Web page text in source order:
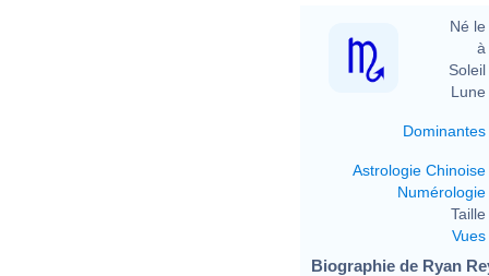
Né le
à
Soleil
Lune
Dominantes
Astrologie Chinoise
Numérologie
Taille
Vues
Biographie de Ryan